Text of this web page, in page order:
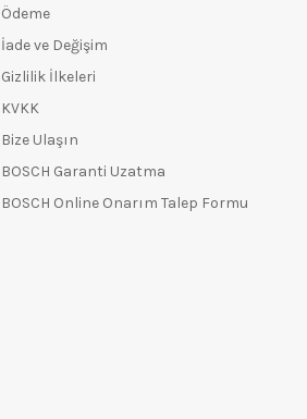
Ödeme
İade ve Değişim
Gizlilik İlkeleri
KVKK
Bize Ulaşın
BOSCH Garanti Uzatma
BOSCH Online Onarım Talep Formu